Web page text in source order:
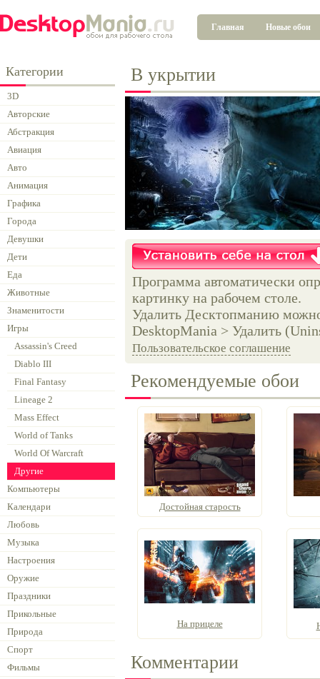
Главная Новые обои
Категории
3D
Авторские
Абстракция
Авиация
Авто
Анимация
Графика
Города
Девушки
Дети
Еда
Животные
Знаменитости
Игры
Assassin's Creed
Diablo III
Final Fantasy
Lineage 2
Mass Effect
World of Tanks
World Of Warcraft
Другие
Компьютеры
Календари
Любовь
Музыка
Настроения
Оружие
Праздники
Прикольные
Природа
Спорт
Фильмы
В укрытии
Программа автоматически
картинку на рабочем столе.
Удалить Десктопманию
DesktopMania > Удалить
Пользовательское соглашение
Рекомендуемые обои
Достойная старость
На прицеле
Комментарии